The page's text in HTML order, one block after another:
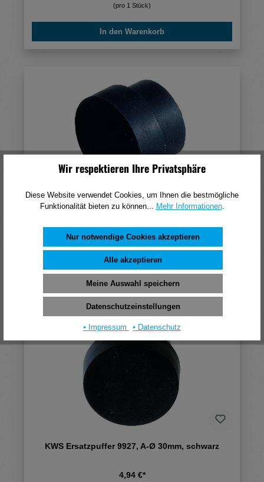
(pro 1 Stück)
In den Warenkorb
KWS Ersatzpuffer 9914, schwarz
3,07 €*
(pro 1 Stück)
In den Warenkorb
KWS Ersatzpuffer 9927, A-Ø 30mm, schwarz
4,94 €*
Wir respektieren Ihre Privatsphäre
Diese Website verwendet Cookies, um Ihnen die bestmögliche
Funktionalität bieten zu können... Mehr Informationen.
Nur notwendige Cookies akzeptieren
Alle akzeptieren
Meine Auswahl speichern
Datenschutzeinstellungen
⦁ Impressum ⦁ Datenschutz